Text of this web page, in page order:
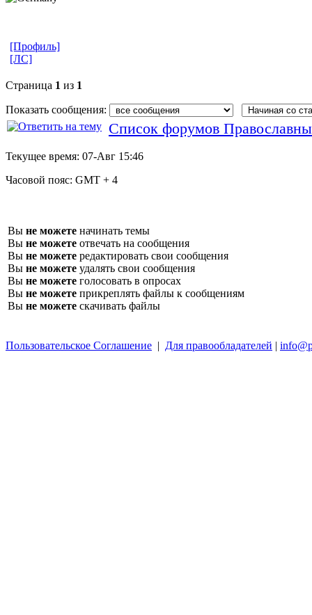
[Профиль]
[ЛС]
Страница 1 из 1
Показать сообщения:
Список форумов
Текущее время: 07-Авг 15:46
Часовой пояс: GMT + 4
Вы не можете начинать темы
Вы не можете отвечать на сообщения
Вы не можете редактировать свои сообщения
Вы не можете удалять свои сообщения
Вы не можете голосовать в опросах
Вы не можете прикреплять файлы к сообщениям
Вы не можете скачивать файлы
Пользовательское Соглашение | Для правообладателей |